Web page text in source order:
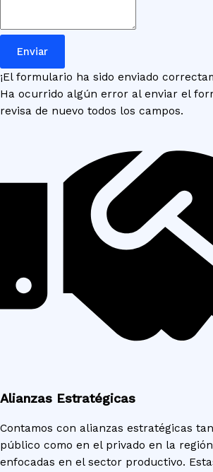
Enviar
¡El formulario ha sido enviado
Ha ocurrido algún error al enviar el
revisa de nuevo todos los campos.
Alianzas Estratégicas
Contamos con alianzas estratégicas
público como en el privado en la
enfocadas en el sector productivo.